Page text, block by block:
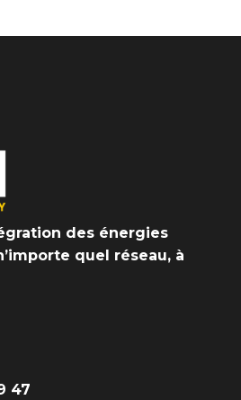
des énergies
quel réseau, à
47